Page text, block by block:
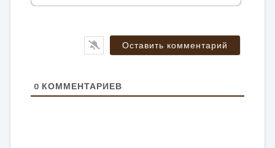
0 КОММЕНТАРИЕВ